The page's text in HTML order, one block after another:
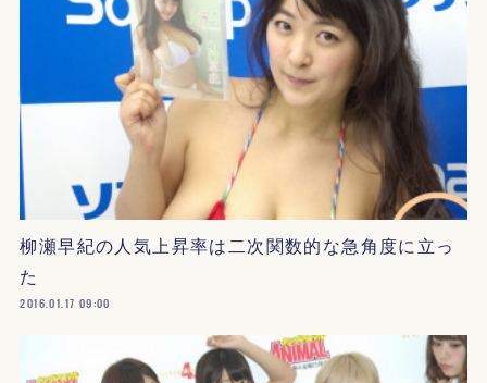
柳瀬早紀の人気上昇率は二次関数的な急角度に立っ
た
2016.01.17 09:00